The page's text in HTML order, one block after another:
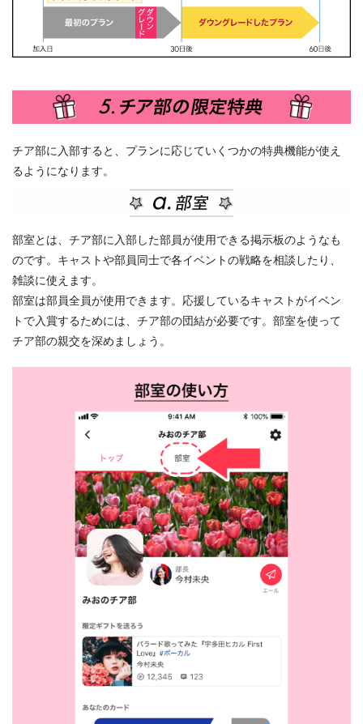
チア部に入部すると、プランに応じていくつかの特典機能が使え
るようになります。
部室とは、チア部に入部した部員が使用できる掲示板のようなも
のです。キャストや部員同士で各イベントの戦略を相談したり、
雑談に使えます。
部室は部員全員が使用できます。応援しているキャストがイベン
トで入賞するためには、チア部の団結が必要です。部室を使って
チア部の親交を深めましょう。